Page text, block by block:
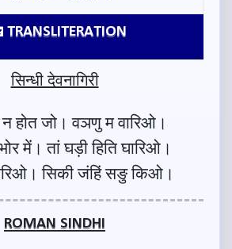
TRANSLITERATION
सिन्धी देवनागिरी
होत जो। वञणु म वारिओ।
में। तां घड़ी हिति घारिओ।
सिकी जंहिं सङु किओ।
ROMAN SINDHI